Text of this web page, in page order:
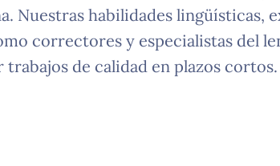
Nuestras habilidades lingüísticas,
correctores y especialistas del
de calidad en plazos cortos.